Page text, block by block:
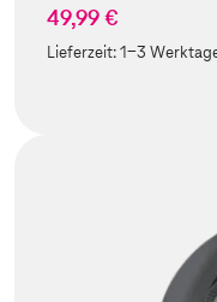
49,99 €
Lieferzeit:1-3